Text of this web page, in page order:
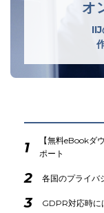
オ
1
【無料eBookダ
ポート
2 各国のプライバ
3 GDPR対応時に